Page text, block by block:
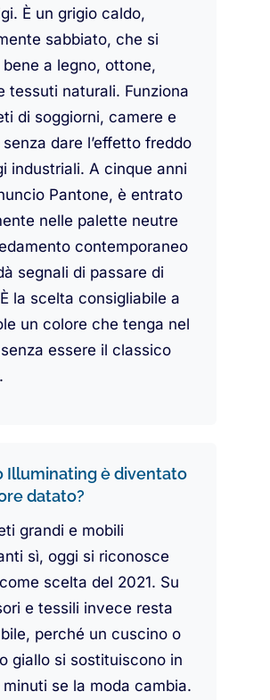
È un grigio caldo,
sabbiato, che si
a legno, ottone,
tessuti naturali. Funziona
di soggiorni, camere e
dare l’effetto freddo
industriali. A cinque anni
Pantone, è entrato
nelle palette neutre
contemporaneo
segnali di passare di
la scelta consigliabile a
un colore che tenga nel
essere il classico
Illuminating è diventato
datato?
grandi e mobili
sì, oggi si riconosce
scelta del 2021. Su
e tessili invece resta
perché un cuscino o
giallo si sostituiscono in
se la moda cambia.